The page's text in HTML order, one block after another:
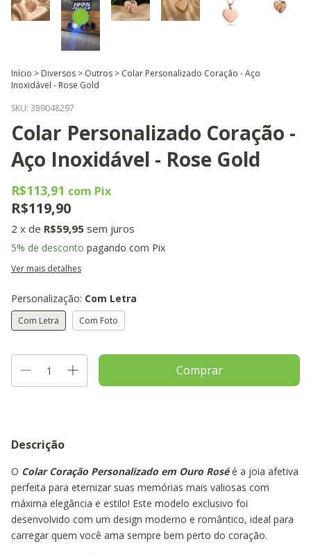
Início > Diversos > Outros > Colar Personalizado Coração - Aço
Inoxidável - Rose Gold
SKU: 389048297
Colar Personalizado Coração -
Aço Inoxidável - Rose Gold
R$119,90
R$113,91 com Pix
2 x de R$59,95 sem juros
5% de desconto pagando com Pix
Ver mais detalhes
Personalização: Com Letra
Com Letra Com Foto
Descrição
O Colar Coração Personalizado em Ouro Roséé a joia afetiva
perfeita para eternizar suas memórias mais valiosas com
máxima elegância e estilo! Este modelo exclusivo foi
desenvolvido com um design moderno e romântico, ideal para
carregar quem você ama sempre bem perto do coração.